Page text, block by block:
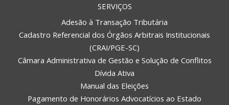
SERVIÇOS
Adesão à Transação Tributária
Cadastro Referencial dos Órgãos Arbitrais Institucionais
(CRAI/PGE-SC)
Câmara Administrativa de Gestão e Solução de Conflitos
Dívida Ativa
Manual das Eleições
Pagamento de Honorários Advocatícios ao Estado